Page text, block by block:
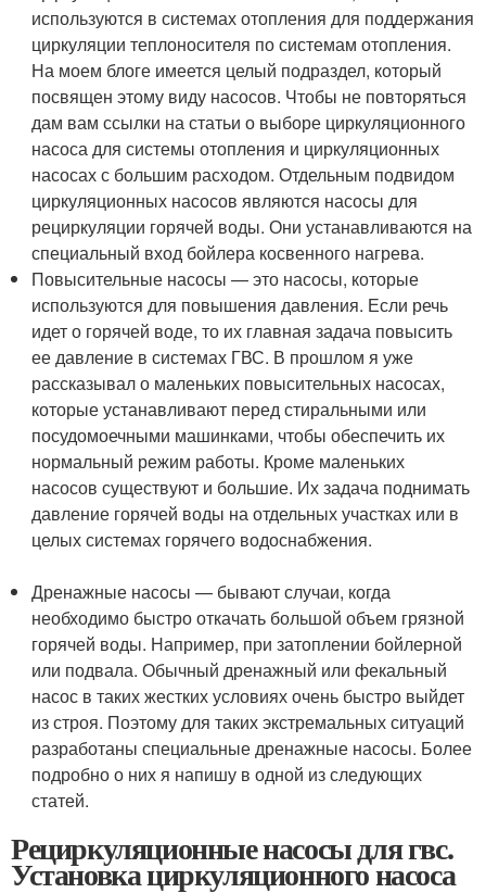
используются в системах отопления для поддержания
циркуляции теплоносителя по системам отопления.
На моем блоге имеется целый подраздел, который
посвящен этому виду насосов. Чтобы не повторяться
дам вам ссылки на статьи о выборе циркуляционного
насоса для системы отопления и циркуляционных
насосах с большим расходом. Отдельным подвидом
циркуляционных насосов являются насосы для
рециркуляции горячей воды. Они устанавливаются на
специальный вход бойлера косвенного нагрева.
Повысительные насосы — это насосы, которые
используются для повышения давления. Если речь
идет о горячей воде, то их главная задача повысить
ее давление в системах ГВС. В прошлом я уже
рассказывал о маленьких повысительных насосах,
которые устанавливают перед стиральными или
посудомоечными машинками, чтобы обеспечить их
нормальный режим работы. Кроме маленьких
насосов существуют и большие. Их задача поднимать
давление горячей воды на отдельных участках или в
целых системах горячего водоснабжения.
Дренажные насосы — бывают случаи, когда
необходимо быстро откачать большой объем грязной
горячей воды. Например, при затоплении бойлерной
или подвала. Обычный дренажный или фекальный
насос в таких жестких условиях очень быстро выйдет
из строя. Поэтому для таких экстремальных ситуаций
разработаны специальные дренажные насосы. Более
подробно о них я напишу в одной из следующих
статей.
Рециркуляционные насосы для гвс.
Установка циркуляционного насоса